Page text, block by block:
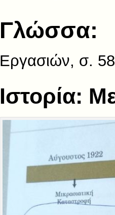
Γλώσσα:
Εργασιών, σ.
Ιστορία: